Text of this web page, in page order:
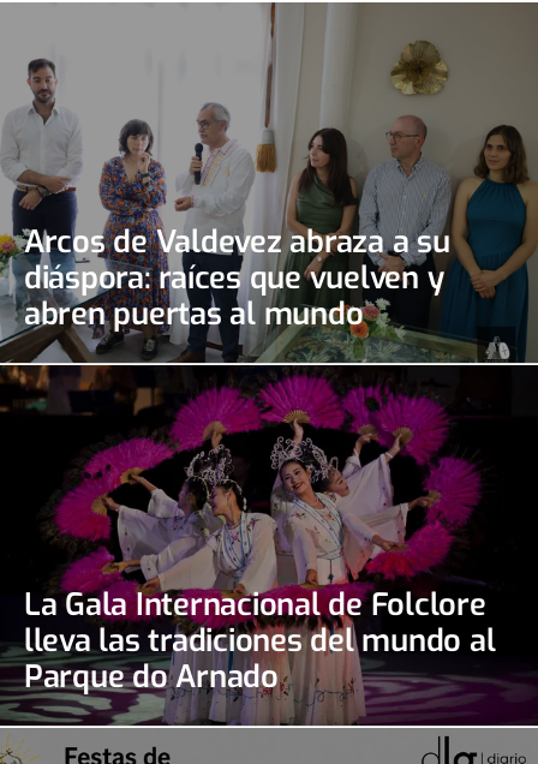
Arcos de Valdevez abraza a su
diáspora: raíces que vuelven y
abren puertas al mundo
La Gala Internacional de Folclore
lleva las tradiciones del mundo al
Parque do Arnado